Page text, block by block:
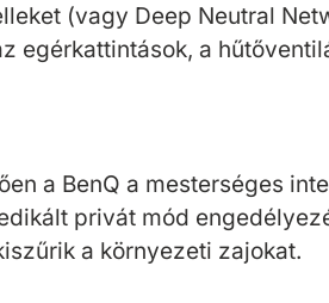
(vagy Deep Neutral
egérkattintások, a
a BenQ a mesterséges
privát mód
a környezeti zajokat.